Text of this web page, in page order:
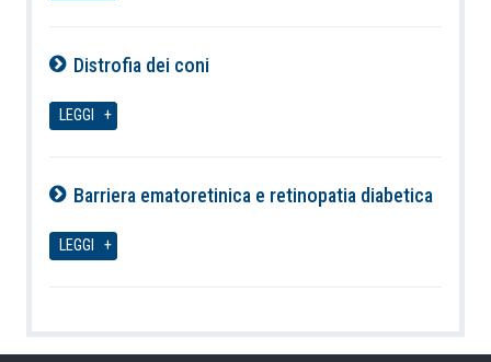
Distrofia dei coni
LEGGI
Barriera ematoretinica e retinopatia diabetica
LEGGI